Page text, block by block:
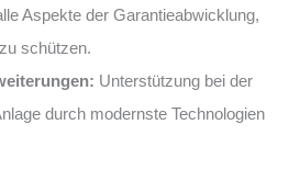
Aspekte der Garantieabwicklung,
schützen.
Unterstützung bei der
durch modernste Technologien